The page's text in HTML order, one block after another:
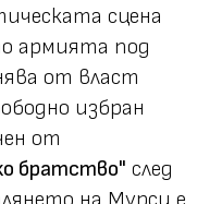
сцена
армията под
от власт
избран
от
братство" след